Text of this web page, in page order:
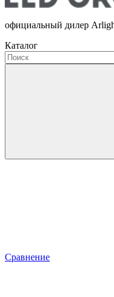
официальный дилер
Каталог
Сравнение